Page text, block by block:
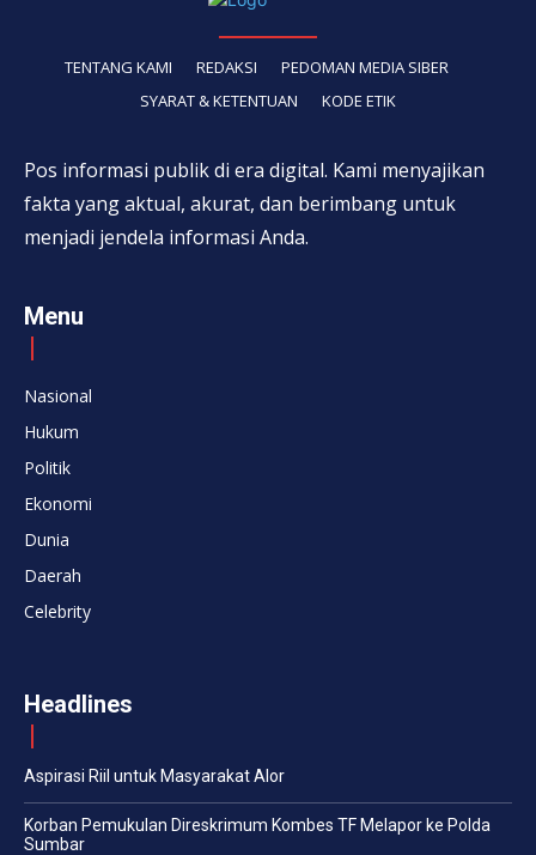
TENTANG KAMI REDAKSI
PEDOMAN MEDIA SIBER
SYARAT & KETENTUAN
KODE ETIK
Pos informasi publik di era digital. Kami menyajikan
fakta yang aktual, akurat, dan berimbang untuk
menjadi jendela informasi Anda.
Menu
Nasional
Hukum
Politik
Ekonomi
Dunia
Daerah
Celebrity
Headlines
Aspirasi Riil untuk Masyarakat Alor
Korban Pemukulan Direskrimum Kombes TF Melapor ke Polda
Sumbar